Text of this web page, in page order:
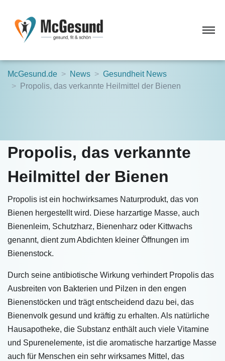
McGesund.de News
Gesundheit News
Propolis, das verkannte Heilmittel der Bienen
Propolis, das verkannte
Heilmittel der Bienen
Propolis ist ein hochwirksames Naturprodukt, das von
Bienen hergestellt wird. Diese harzartige Masse, auch
Bienenleim, Schutzharz, Bienenharz oder Kittwachs
genannt, dient zum Abdichten kleiner Öffnungen im
Bienenstock.
Durch seine antibiotische Wirkung verhindert Propolis das
Ausbreiten von Bakterien und Pilzen in den engen
Bienenstöcken und trägt entscheidend dazu bei, das
Bienenvolk gesund und kräftig zu erhalten. Als natürliche
Hausapotheke, die Substanz enthält auch viele Vitamine
und Spurenelemente, ist die aromatische harzartige Masse
auch für Menschen ein sehr wirksames Mittel, das